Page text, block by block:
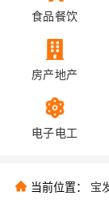
食品餐饮
房产地产
电子电工
当前位置： 宝